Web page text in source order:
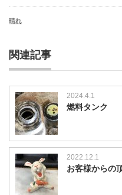
晴れ
関連記事
2024.4.1
燃料タンク
2022.12.1
お客様からの